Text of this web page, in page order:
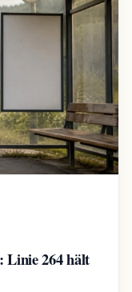
Linie 264 hält